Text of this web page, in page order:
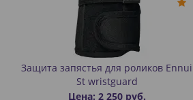
Защита запястья для роликов Ennui
St wristguard
Цена: 2 250 руб.